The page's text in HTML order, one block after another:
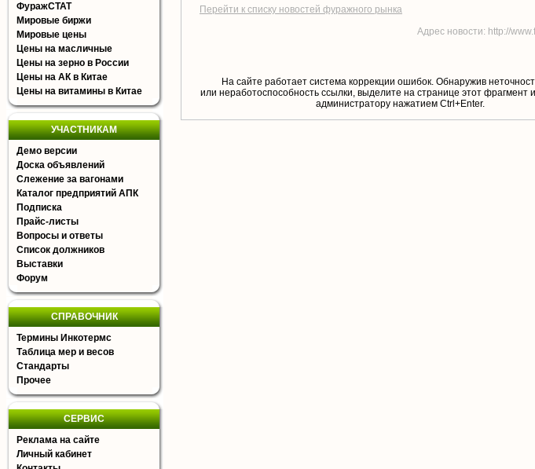
ФуражСТАТ
Мировые биржи
Мировые цены
Цены на масличные
Цены на зерно в России
Цены на АК в Китае
Цены на витамины в Китае
УЧАСТНИКАМ
Демо версии
Доска объявлений
Слежение за вагонами
Каталог предприятий АПК
Подписка
Прайс-листы
Вопросы и ответы
Список должников
Выставки
Форум
СПРАВОЧНИК
Термины Инкотермс
Таблица мер и весов
Стандарты
Прочее
СЕРВИС
Реклама на сайте
Личный кабинет
Перейти к списку новостей фуражного рынка
Адрес новости: http://
На сайте работает система коррекции ошибок. Обнаружив
или неработоспособность ссылки, выделите на странице этот фрагмент
aдминистратору нажатием Ctrl+Enter.